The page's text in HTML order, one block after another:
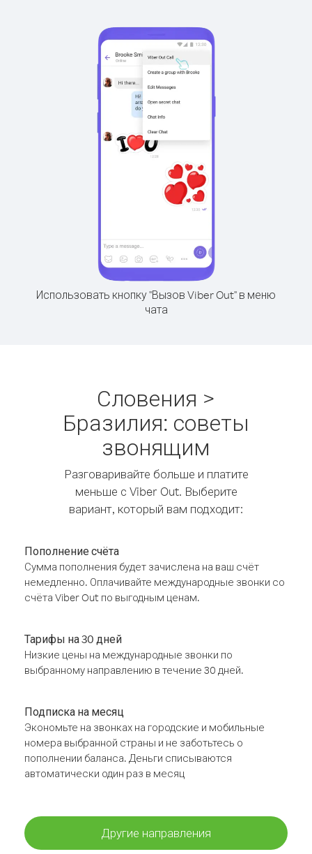
Использовать кнопку "Вызов Viber Out" в меню
чата
Словения >
Бразилия: советы
звонящим
Разговаривайте больше и платите
меньше с Viber Out. Выберите
вариант, который вам подходит:
Пополнение счёта
Сумма пополнения будет зачислена на ваш счёт
немедленно. Оплачивайте международные звонки со
счёта Viber Out по выгодным ценам.
Тарифы на 30 дней
Низкие цены на международные звонки по
выбранному направлению в течение 30 дней.
Подписка на месяц
Экономьте на звонках на городские и мобильные
номера выбранной страны и не заботьтесь о
пополнении баланса. Деньги списываются
автоматически один раз в месяц
Другие направления